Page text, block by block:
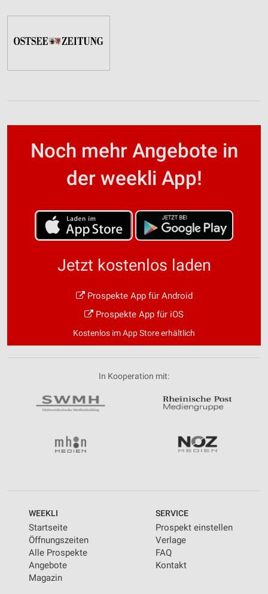
Noch mehr Angebote in
der weekli App!
Jetzt kostenlos laden
Prospekte App für Android
Prospekte App für iOS
Kostenlos im App Store erhältlich
In Kooperation mit:
WEEKLI
Startseite
Öffnungszeiten
Alle Prospekte
Angebote
Magazin
SERVICE
Prospekt einstellen
Verlage
FAQ
Kontakt